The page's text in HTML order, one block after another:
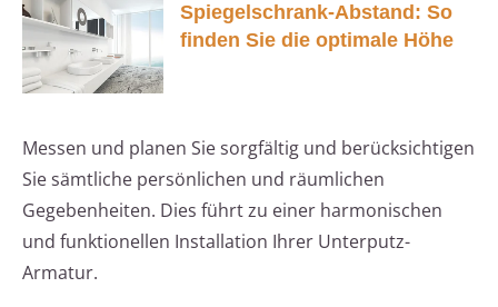
Spiegelschrank-Abstand: So
finden Sie die optimale Höhe
Messen und planen Sie sorgfältig und berücksichtigen
Sie sämtliche persönlichen und räumlichen
Gegebenheiten. Dies führt zu einer harmonischen
und funktionellen Installation Ihrer Unterputz-
Armatur.